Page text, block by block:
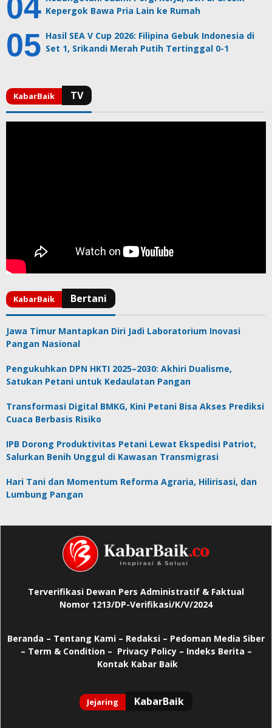
Kepergok Bawa Pria Lain ke Rumah
Hasil SEA V Cup 2026: Filipina Gebuk Indonesia di
Set 1, Srikandi Merah Putih Tertinggal 0-1
Jawa Timur Mantapkan Diri Jadi Laboratorium Inovasi
Pangan Nasional
Pengukuhkan DPN HKTI 2025–2030: Akhiri Dualisme,
Satukan Petani untuk Kedaulatan Pangan
Transformasi Digital BMKG, Kini Petani Bisa Akses Prediksi
Cuaca Berbasis Risiko
IPB Dorong Produktivitas Petani Lewat Ekspedisi Patriot,
Salurkan Benih Unggul di Kawasan Transmigrasi
Hari Tani dan Momentum Reforma Agraria, Hilirisasi, dan
Lumbung Pangan
Terverifikasi Dewan Pers Administratif & Faktual
Nomor 1213/DP-Verifikasi/K/V/2024
Beranda – Tentang Kami – Redaksi – Pedoman Media Siber
– Term & Condition – Privacy Policy– Indeks Berita –
Kontak Kabar Baik